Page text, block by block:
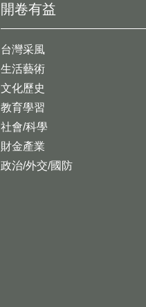
開卷有益
台灣采風
生活藝術
文化歷史
教育學習
社會/科學
財金產業
政治/外交/國防